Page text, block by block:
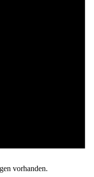
vorhanden.